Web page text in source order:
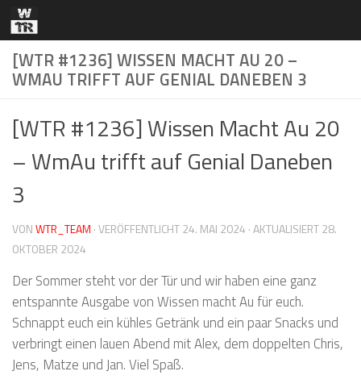
Zum Inhalt springen
[WTR #1236] WISSEN MACHT AU 20 –
WMAU TRIFFT AUF GENIAL DANEBEN 3
[WTR #1236] Wissen Macht Au 20
– WmAu trifft auf Genial Daneben
3
VONWTR_TEAM · VERÖFFENTLICHT24. MAI 2024 · AKTUALISIERT28.
OKTOBER 2024
Der Sommer steht vor der Tür und wir haben eine ganz
entspannte Ausgabe von Wissen macht Au für euch.
Schnappt euch ein kühles Getränk und ein paar Snacks und
verbringt einen lauen Abend mit Alex, dem doppelten Chris,
Jens, Matze und Jan. Viel Spaß.